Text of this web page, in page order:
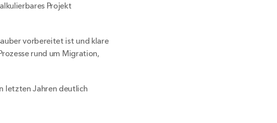
Projekt
vorbereitet ist und klare
rund um Migration,
letzten Jahren deutlich